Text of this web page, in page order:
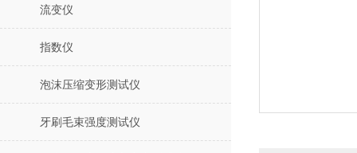
流变仪
指数仪
泡沫压缩变形测试仪
牙刷毛束强度测试仪